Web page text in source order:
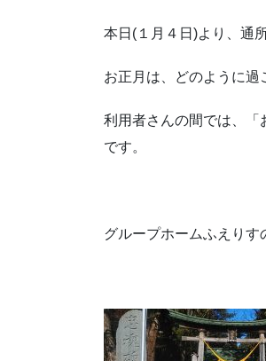
本日(１月４日)より、通
お正月は、どのように過
利用者さんの間では、「
です。
グループホームふえり